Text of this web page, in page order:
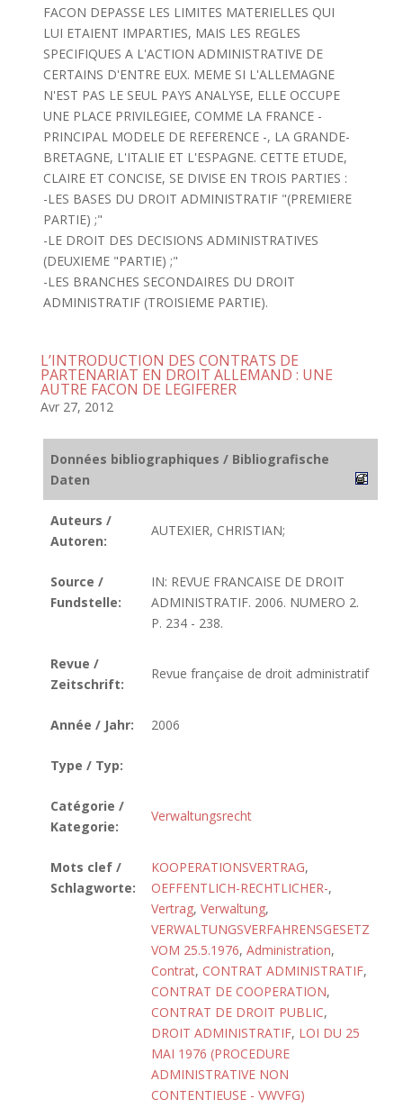
FACON DEPASSE LES LIMITES MATERIELLES QUI
LUI ETAIENT IMPARTIES, MAIS LES REGLES
SPECIFIQUES A L'ACTION ADMINISTRATIVE DE
CERTAINS D'ENTRE EUX. MEME SI L'ALLEMAGNE
N'EST PAS LE SEUL PAYS ANALYSE, ELLE OCCUPE
UNE PLACE PRIVILEGIEE, COMME LA FRANCE -
PRINCIPAL MODELE DE REFERENCE -, LA GRANDE-
BRETAGNE, L'ITALIE ET L'ESPAGNE. CETTE ETUDE,
CLAIRE ET CONCISE, SE DIVISE EN TROIS PARTIES :
-LES BASES DU DROIT ADMINISTRATIF "(PREMIERE
PARTIE) ;"
-LE DROIT DES DECISIONS ADMINISTRATIVES
(DEUXIEME "PARTIE) ;"
-LES BRANCHES SECONDAIRES DU DROIT
ADMINISTRATIF (TROISIEME PARTIE).
L’INTRODUCTION DES CONTRATS DE
PARTENARIAT EN DROIT ALLEMAND : UNE
AUTRE FACON DE LEGIFERER
Avr 27, 2012
Données bibliographiques / Bibliografische
Daten
Auteurs /
Autoren:
AUTEXIER, CHRISTIAN;
Source /
Fundstelle:
IN: REVUE FRANCAISE DE DROIT
ADMINISTRATIF. 2006. NUMERO 2.
P. 234 - 238.
Revue /
Zeitschrift:
Revue française de droit administratif
Année / Jahr: 2006
Type / Typ:
Catégorie /
Kategorie:
Verwaltungsrecht
Mots clef /
Schlagworte:
KOOPERATIONSVERTRAG,
OEFFENTLICH-RECHTLICHER-,
Vertrag, Verwaltung,
VERWALTUNGSVERFAHRENSGESETZ
VOM 25.5.1976, Administration,
Contrat, CONTRAT ADMINISTRATIF,
CONTRAT DE COOPERATION,
CONTRAT DE DROIT PUBLIC,
DROIT ADMINISTRATIF, LOI DU 25
MAI 1976 (PROCEDURE
ADMINISTRATIVE NON
CONTENTIEUSE - VWVFG)